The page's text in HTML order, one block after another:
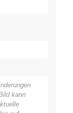
kann